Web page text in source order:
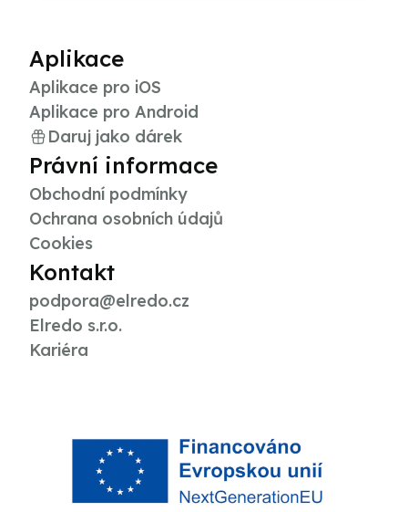
Aplikace
Aplikace pro iOS
Aplikace pro Android
Daruj jako dárek
Právní informace
Obchodní podmínky
Ochrana osobních údajů
Cookies
Kontakt
podpora@elredo.cz
Elredo s.r.o.
Kariéra